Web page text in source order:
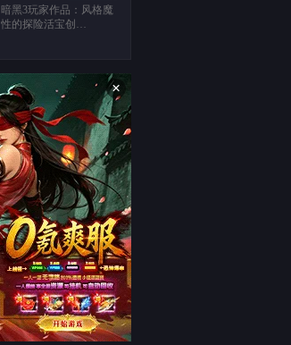
暗黑3玩家作品：风格魔
性的探险活宝创…
×